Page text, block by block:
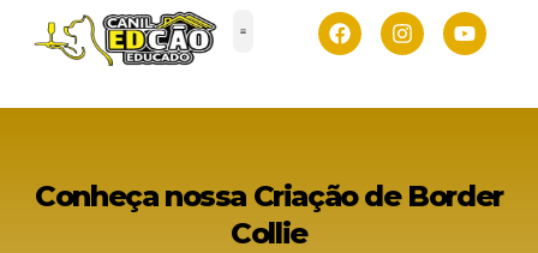
Conheça nossa Criação de Border
Collie